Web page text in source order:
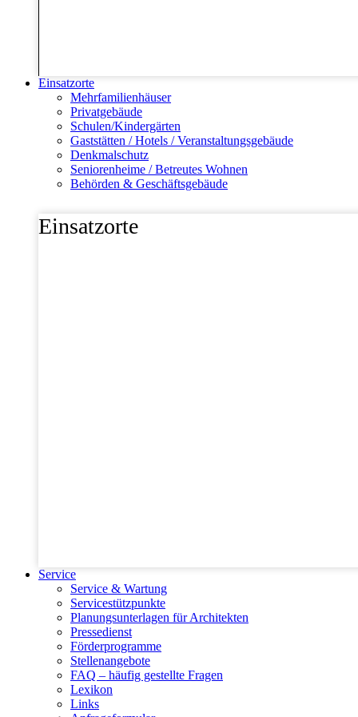
Einsatzorte
Mehrfamilienhäuser
Privatgebäude
Schulen/Kindergärten
Gaststätten / Hotels / Veranstaltungsgebäude
Denkmalschutz
Seniorenheime / Betreutes Wohnen
Behörden & Geschäftsgebäude
Einsatzorte
Service
Service & Wartung
Servicestützpunkte
Planungsunterlagen für Architekten
Pressedienst
Förderprogramme
Stellenangebote
FAQ – häufig gestellte Fragen
Lexikon
Links